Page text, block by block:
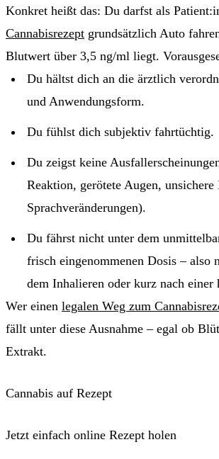
Konkret heißt das: Du darfst als
Cannabisrezept grundsätzlich Auto
Blutwert über 3,5 ng/ml liegt.
Du hältst dich an die ärztlich
und Anwendungsform.
Du fühlst dich subjektiv fahrtüchtig.
Du zeigst keine
Reaktion, gerötete Augen, unsichere
Sprachveränderungen).
Du fährst nicht unter dem
frisch eingenommenen Dosis – also
dem Inhalieren oder kurz nach einer
Wer einen legalen Weg zum
fällt unter diese Ausnahme – egal ob
Extrakt.
Cannabis auf Rezept
Jetzt einfach online Rezept holen